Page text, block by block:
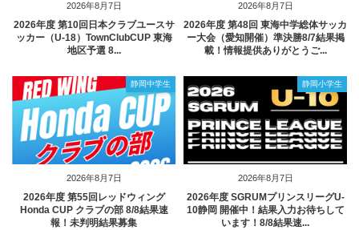
2026年8月7日
2026年度 第10回日本クラブユースサ
ッカー（U-18）TownClubCUP 東海
地区予選 8...
2026年8月7日
2026年度 第48回 東海中学総体サッカ
ー大会（愛知開催）準決勝8/7結果掲
載！情報提供ありがとうご...
2026年8月7日
静岡中学生
2026年度 第55回レッドウィング
Honda CUP クラブの部 8/8結果速
報！未判明結果募集
2026年8月7日
静岡小学生
2026年度 SGRUMプリンスリーグU-
10静岡 開催中！結果入力お待ちして
います！8/8結果速...